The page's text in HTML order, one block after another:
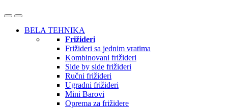
BELA TEHNIKA
Frižideri
Frižideri sa jednim vratima
Kombinovani frižideri
Side by side frižideri
Ručni frižideri
Ugradni frižideri
Mini Barovi
Oprema za frižidere